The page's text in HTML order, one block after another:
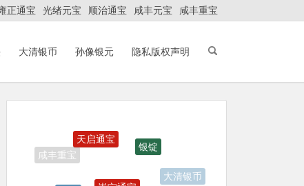
正通宝 光绪元宝 顺治通宝 咸丰元宝 咸丰重宝
大清银币 孙像银元 隐私版权声明
大清银币
崇宁通宝